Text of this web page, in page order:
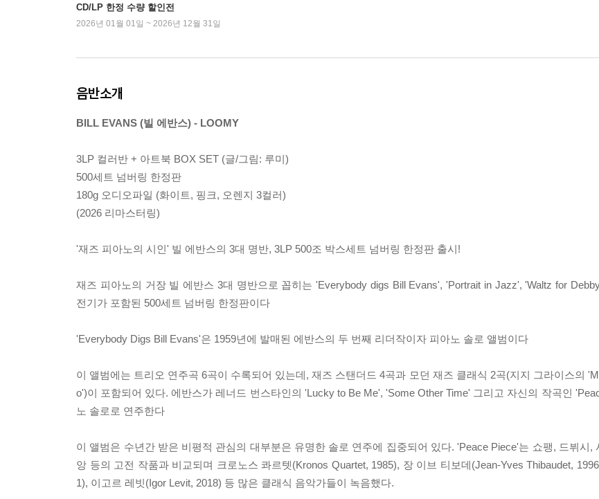
CD/LP 한정 수량 할인전
2026년 01월 01일 ~ 2026년 12월 31일
음반소개
BILL EVANS (빌 에반스) - LOOMY
3LP 컬러반 + 아트북 BOX SET (글/그림: 루미)
500세트 넘버링 한정판
180g 오디오파일 (화이트, 핑크, 오렌지 3컬러)
(2026 리마스터링)
'재즈 피아노의 시인' 빌 에반스의 3대 명반, 3LP 500조 박스세트 넘버링 한정판 출시!
재즈 피아노의 거장 빌 에반스 3대 명반으로 꼽히는 'Everybody digs Bill Evans', 'Portrait in Jazz', 'Waltz for
전기가 포함된 500세트 넘버링 한정판이다
'Everybody Digs Bill Evans'은 1959년에 발매된 에반스의 두 번째 리더작이자 피아노 솔로 앨범이다
이 앨범에는 트리오 연주곡 6곡이 수록되어 있는데, 재즈 스탠더드 4곡과 모던 재즈 클래식 2곡(지지 그라이스의
o')이 포함되어 있다. 에반스가 레너드 번스타인의 'Lucky to Be Me', 'Some Other Time' 그리고 자신의 작곡인
노 솔로로 연주한다
이 앨범은 수년간 받은 비평적 관심의 대부분은 유명한 솔로 연주에 집중되어 있다. 'Peace Piece'는 쇼팽, 드뷔시,
앙 등의 고전 작품과 비교되며 크로노스 콰르텟(Kronos Quartet, 1985), 장 이브 티보데(Jean-Yves Thibaudet,
1), 이고르 레빗(Igor Levit, 2018) 등 많은 클래식 음악가들이 녹음했다.